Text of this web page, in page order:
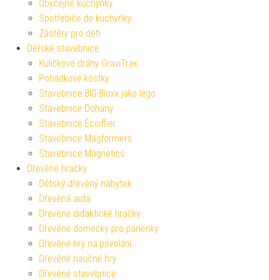
Obyčejné kuchyňky
Spotřebiče do kuchyňky
Zástěry pro děti
Dětské stavebnice
Kuličkové dráhy GraviTrax
Pohádkové kostky
Stavebnice BIG-Bloxx jako lego
Stavebnice Dohány
Stavebnice Écoiffier
Stavebnice Magformers
Stavebnice Magnetics
Dřevěné hračky
Dětský dřevěný nábytek
Dřevěná auta
Dřevěné didaktické hračky
Dřevěné domečky pro panenky
Dřevěné hry na povolání
Dřevěné naučné hry
Dřevěné stavebnice